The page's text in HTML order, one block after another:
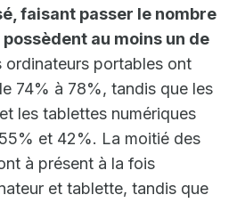
faisant passer le nombre
au moins un de
ordinateurs portables ont
74% à 78%, tandis que les
les tablettes numériques
et 42%. La moitié des
à présent à la fois
et tablette, tandis que